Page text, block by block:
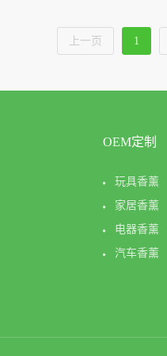
上一页 1
OEM定制
玩具香薰
家居香薰
电器香薰
汽车香薰